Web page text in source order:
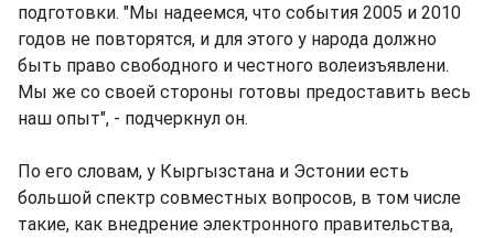
подготовки. "Мы надеемся, что события 2005 и 2010
годов не повторятся, и для этого у народа должно
быть право свободного и честного волеизъявлени.
Мы же со своей стороны готовы предоставить весь
наш опыт", - подчеркнул он.
По его словам, у Кыргызстана и Эстонии есть
большой спектр совместных вопросов, в том числе
такие, как внедрение электронного правительства,